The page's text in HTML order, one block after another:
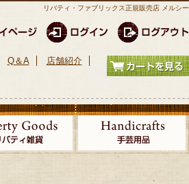
リバティ・ファブリックス正規販売店 メルシー
Q＆A 店舗紹介